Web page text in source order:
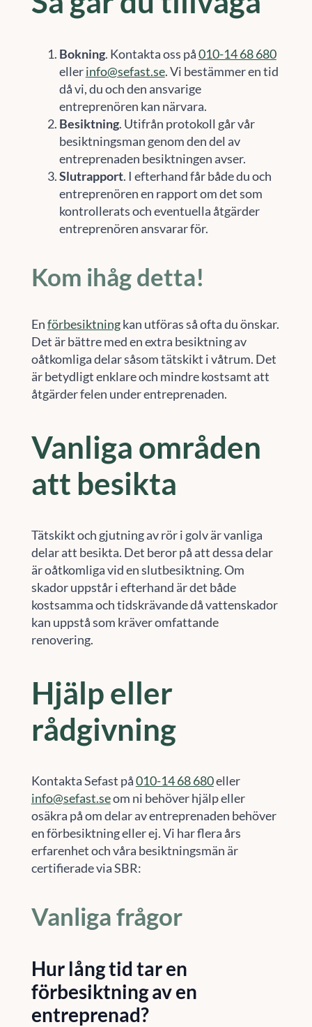
Bokning. Kontakta oss på010-14 68 680
ellerinfo@sefast.se. Vi bestämmer en tid
då vi, du och den ansvarige
entreprenören kan närvara.
Besiktning. Utifrån protokoll går vår
besiktningsman genom den del av
entreprenaden besiktningen avser.
Slutrapport. I efterhand får både du och
entreprenören en rapport om det som
kontrollerats och eventuella åtgärder
entreprenören ansvarar för.
Kom ihåg detta!
Enförbesiktningkan utföras så ofta du önskar.
Det är bättre med en extra besiktning av
oåtkomliga delar såsom tätskikt i våtrum. Det
är betydligt enklare och mindre kostsamt att
åtgärder felen under entreprenaden.
Vanliga områden
att besikta
Tätskikt och gjutning av rör i golv är vanliga
delar att besikta. Det beror på att dessa delar
är oåtkomliga vid en slutbesiktning. Om
skador uppstår i efterhand är det både
kostsamma och tidskrävande då vattenskador
kan uppstå som kräver omfattande
renovering.
Hjälp eller
rådgivning
Kontakta Sefast på010-14 68 680eller
info@sefast.seom ni behöver hjälp eller
osäkra på om delar av entreprenaden behöver
en förbesiktning eller ej. Vi har flera års
erfarenhet och våra besiktningsmän är
certifierade via SBR:
Vanliga frågor
Hur lång tid tar en
förbesiktning av en
entreprenad?